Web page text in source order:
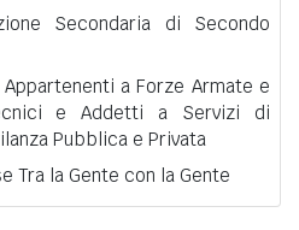
Secondaria di Secondo
a Forze Armate e
e Addetti a Servizi di
Pubblica e Privata
Tra la Gente con la Gente